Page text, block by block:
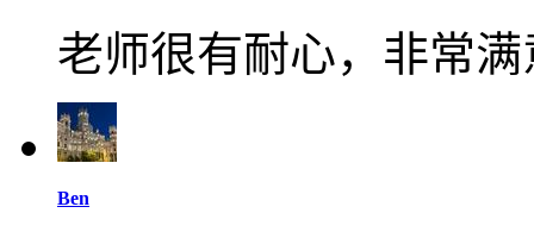
老师很有耐心，非常满
Ben